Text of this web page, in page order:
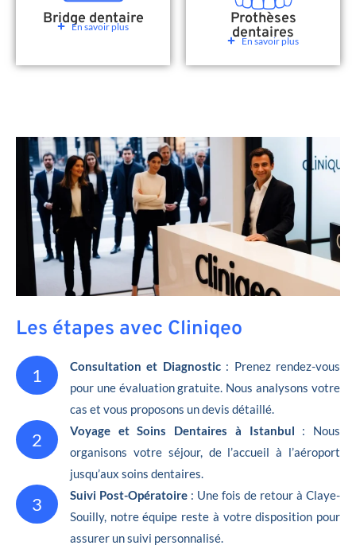
Bridge dentaire
En savoir plus Prothèses
dentaires
En savoir plus
Les étapes avec Cliniqeo
1 Consultation et Diagnostic: Prenez rendez-vous
pour une évaluation gratuite. Nous analysons votre
cas et vous proposons un devis détaillé.
2 Voyage et Soins Dentaires à Istanbul : Nous
organisons votre séjour, de l’accueil à l’aéroport
jusqu’aux soins dentaires.
3 Suivi Post-Opératoire : Une fois de retour à Claye-
Souilly, notre équipe reste à votre disposition pour
assurer un suivi personnalisé.